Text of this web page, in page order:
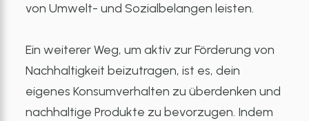
von Umwelt- und Sozialbelangen leisten.
Ein weiterer Weg, um aktiv zur Förderung von
Nachhaltigkeit beizutragen, ist es, dein
eigenes Konsumverhalten zu überdenken und
nachhaltige Produkte zu bevorzugen. Indem